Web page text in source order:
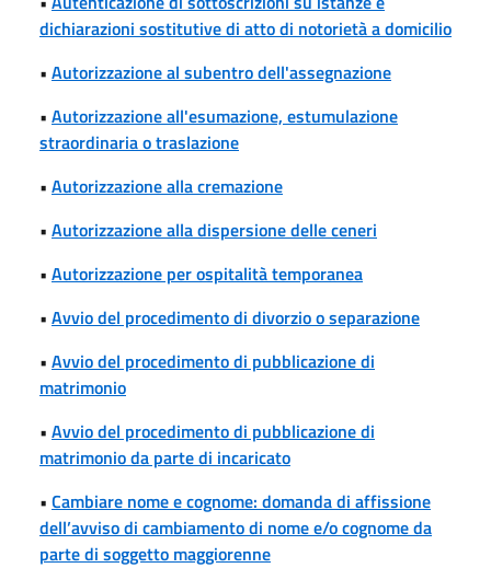
dichiarazioni sostitutive di atto di notorietà a domicilio
• Autorizzazione al subentro dell'assegnazione
• Autorizzazione all'esumazione, estumulazione
straordinaria o traslazione
• Autorizzazione alla cremazione
• Autorizzazione alla dispersione delle ceneri
• Autorizzazione per ospitalità temporanea
• Avvio del procedimento di divorzio o separazione
• Avvio del procedimento di pubblicazione di
matrimonio
• Avvio del procedimento di pubblicazione di
matrimonio da parte di incaricato
• Cambiare nome e cognome: domanda di affissione
dell’avviso di cambiamento di nome e/o cognome da
parte di soggetto maggiorenne